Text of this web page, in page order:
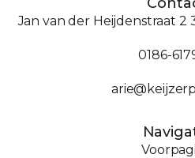
Jan van der Heijdenstraat 2
0186-